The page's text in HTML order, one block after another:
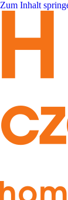
Zum Inhalt